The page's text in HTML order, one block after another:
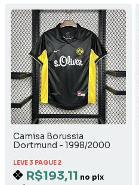
Camisa Borussia
Dortmund - 1998/2000
LEVE 3 PAGUE 2
R$193,11 no pix